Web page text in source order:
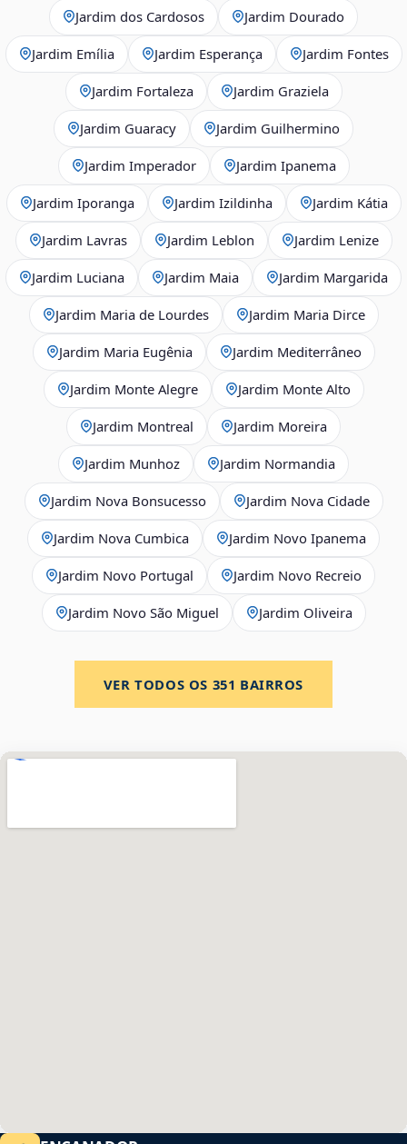
Jardim dos Cardosos Jardim Dourado
Jardim Emília Jardim Esperança Jardim Fontes
Jardim Fortaleza Jardim Graziela
Jardim Guaracy Jardim Guilhermino
Jardim Imperador Jardim Ipanema
Jardim Iporanga Jardim Izildinha Jardim Kátia
Jardim Lavras Jardim Leblon Jardim Lenize
Jardim Luciana Jardim Maia Jardim Margarida
Jardim Maria de Lourdes Jardim Maria Dirce
Jardim Maria Eugênia Jardim Mediterrâneo
Jardim Monte Alegre Jardim Monte Alto
Jardim Montreal Jardim Moreira
Jardim Munhoz Jardim Normandia
Jardim Nova Bonsucesso Jardim Nova Cidade
Jardim Nova Cumbica Jardim Novo Ipanema
Jardim Novo Portugal Jardim Novo Recreio
Jardim Novo São Miguel Jardim Oliveira
VER TODOS OS 351 BAIRROS